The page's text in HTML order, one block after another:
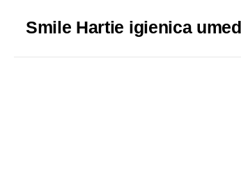
Smile Hartie igienica